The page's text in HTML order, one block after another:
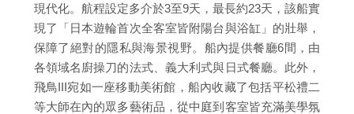
現代化。航程設定多介於3至9天，最長約23天，該船實
現了「日本遊輪首次全客室皆附陽台與浴缸」的壯舉，
保障了絕對的隱私與海景視野。船內提供餐廳6間，由
各領域名廚操刀的法式、義大利式與日式餐廳。此外，
飛鳥III宛如一座移動美術館，船內收藏了包括平松禮二
等大師在內的眾多藝術品，從中庭到客室皆充滿美學氛